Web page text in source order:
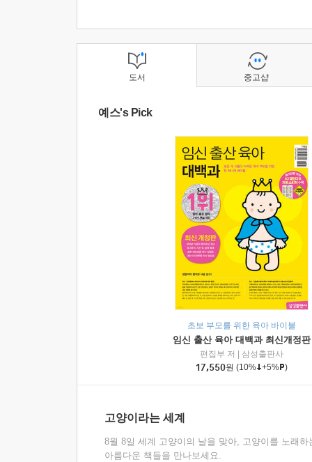
도서
예스's Pick
초보 부모를 위한 육아 바이블
임신 출산 육아 대백과 최신개정판
편집부 저
삼성출판사
17,550원 (10% +5% )
고양이라는 세계
8월 8일 세계 고양이의 날을 맞아, 고양이를 노래하
아름다운 책들을 만나보세요.
중고샵